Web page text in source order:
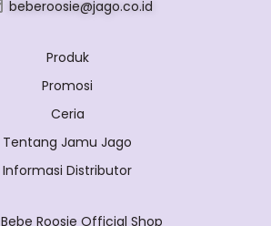
beberoosie@jago.co.id
Produk
Promosi
Ceria
Tentang Jamu Jago
Informasi Distributor
Bebe Roosie Official Shop